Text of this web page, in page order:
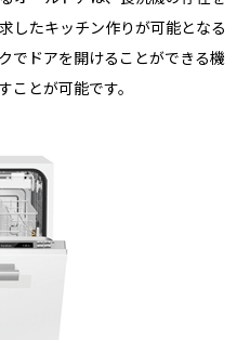
したキッチン作りが可能となる
でドアを開けることができる機
ことが可能です。